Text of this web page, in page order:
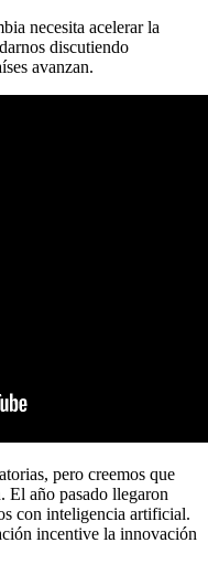
necesita acelerar la
discutiendo
avanzan.
pero creemos que
El año pasado llegaron
con inteligencia artificial.
incentive la innovación